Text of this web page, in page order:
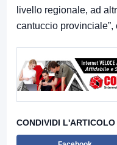
livello regionale, ad
cantuccio
CONDIVIDI L'ARTICOLO